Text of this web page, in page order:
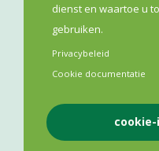
dienst en waartoe u
gebruiken.
Privacybeleid
Cookie documentatie
VLAAMS